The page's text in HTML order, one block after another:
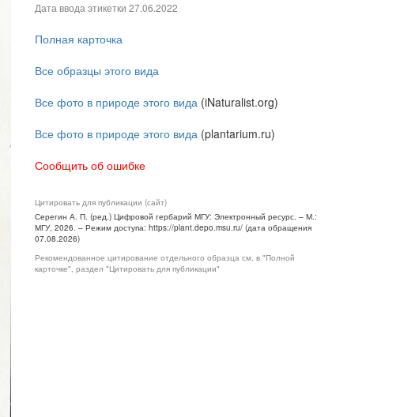
Дата ввода этикетки 27.06.2022
Полная карточка
Все образцы этого вида
Все фото в природе этого вида (iNaturalist.org)
Все фото в природе этого вида (plantarium.ru)
Сообщить об ошибке
Цитировать для публикации (сайт)
Серегин А. П. (ред.) Цифровой гербарий МГУ: Электронный ресурс. – М.:
МГУ, 2026. – Режим доступа: https://plant.depo.msu.ru/ (дата обращения
07.08.2026)
Рекомендованное цитирование отдельного образца см. в "Полной
карточке", раздел "Цитировать для публикации"